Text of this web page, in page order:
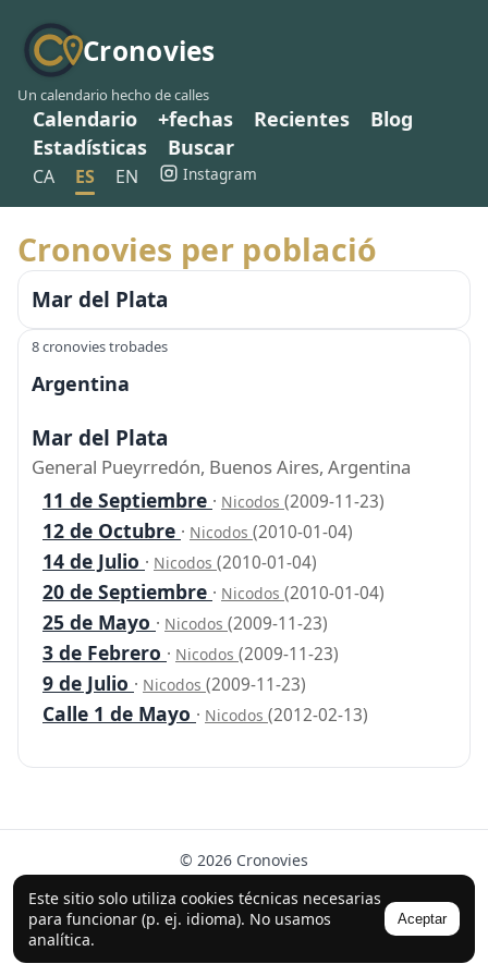
Cronovies
Un calendario hecho de calles
Calendario +fechas Recientes
Blog
Estadísticas
Buscar
CA ES EN Instagram
Este sitio solo utiliza cookies técnicas necesarias
para funcionar (p. ej. idioma). No usamos
analítica.
Aceptar
Cronovies per població
Mar del Plata
8 cronovies trobades
Argentina
Mar del Plata
General Pueyrredón, Buenos Aires, Argentina
11 de Septiembre · Nicodos (2009-11-23)
12 de Octubre · Nicodos (2010-01-04)
14 de Julio · Nicodos (2010-01-04)
20 de Septiembre · Nicodos (2010-01-04)
25 de Mayo · Nicodos (2009-11-23)
3 de Febrero · Nicodos (2009-11-23)
9 de Julio · Nicodos (2009-11-23)
Calle 1 de Mayo · Nicodos (2012-02-13)
© 2026 Cronovies
Historia en las calles · Desarrollado con la ayuda de IA
(ChatGPT).